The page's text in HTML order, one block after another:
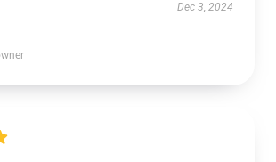
Dec 3, 2024